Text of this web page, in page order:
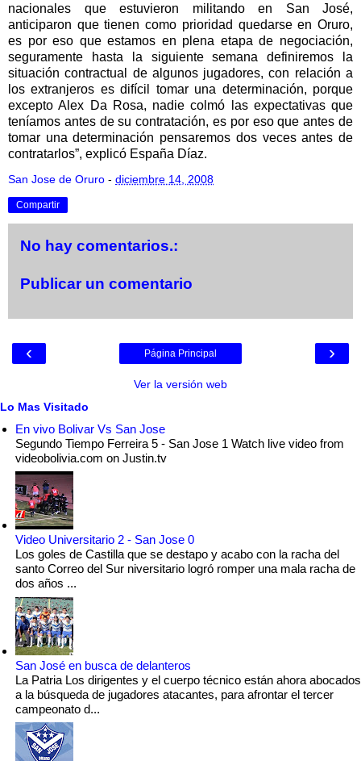
nacionales que estuvieron militando en San José,
anticiparon que tienen como prioridad quedarse en Oruro,
es por eso que estamos en plena etapa de negociación,
seguramente hasta la siguiente semana definiremos la
situación contractual de algunos jugadores, con relación a
los extranjeros es difícil tomar una determinación, porque
excepto Alex Da Rosa, nadie colmó las expectativas que
teníamos antes de su contratación, es por eso que antes de
tomar una determinación pensaremos dos veces antes de
contratarlos”, explicó España Díaz.
San Jose de Oruro - diciembre 14, 2008
Compartir
No hay comentarios.:
Publicar un comentario
‹ ›
Página Principal
Ver la versión web
Lo Mas Visitado
En vivo Bolivar Vs San Jose
Segundo Tiempo Ferreira 5 - San Jose 1 Watch live video from
videobolivia.com on Justin.tv
Video Universitario 2 - San Jose 0
Los goles de Castilla que se destapo y acabo con la racha del
santo Correo del Sur niversitario logró romper una mala racha de
dos años ...
San José en busca de delanteros
La Patria Los dirigentes y el cuerpo técnico están ahora abocados
a la búsqueda de jugadores atacantes, para afrontar el tercer
campeonato d...